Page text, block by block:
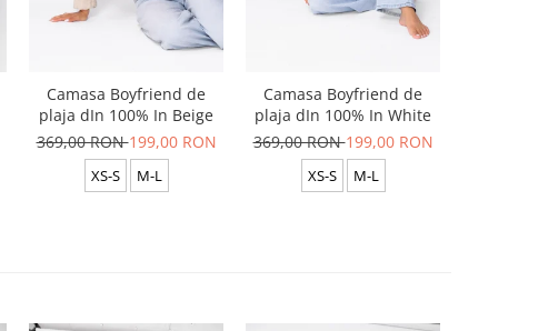
Camasa Boyfriend de
plaja dIn 100% In Beige
369,00 RON199,00 RON
XS-S M-L
Camasa Boyfriend de
plaja dIn 100% In White
369,00 RON199,00 RON
XS-S M-L